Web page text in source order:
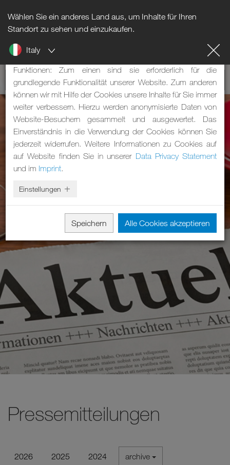
Wählen Sie ein anderes Land aus, um Inhalte für Ihren
Standort zu sehen und einzukaufen.
Italy
Pressemitteilungen
2026 2025 2024 archive
Hinweis zu Cookies
Unsere Webseite verwendet Cookies. Diese haben zwei
Funktionen: Zum einen sind sie erforderlich für die
grundlegende Funktionalität unserer Website. Zum anderen
können wir mit Hilfe der Cookies unsere Inhalte für Sie immer
weiter verbessern. Hierzu werden anonymisierte Daten von
Website-Besuchern gesammelt und ausgewertet. Das
Einverständnis in die Verwendung der Cookies können Sie
jederzeit widerrufen. Weitere Informationen zu Cookies auf
auf Website finden Sie in unserer Data Privacy Statement
und im Imprint.
Einstellungen
Speichern Alle Cookies akzeptieren